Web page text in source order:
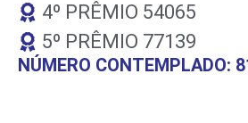
4º PRÊMIO 54065
5º PRÊMIO 77139
NÚMERO CONTEMPLADO: